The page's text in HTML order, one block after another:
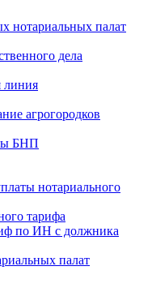
нотариальных палат
дела
линия
агрогородков
БНП
нотариального
тарифа
по ИН с должника
палат